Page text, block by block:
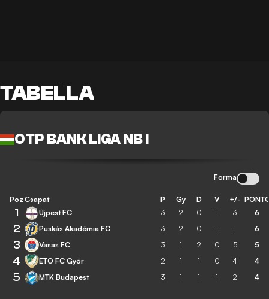
TABELLA
OTP BANK LIGA NB I
Forma
Poz Csapat P Gy D V +/-
1 Újpest FC 3 2 0 1 3 6
2 Puskás Akadémia FC 3 2 0 1 1 6
3 Vasas FC 3 1 2 0 5 5
4 ETO FC Győr 2 1 1 0 4 4
5 MTK Budapest 3 1 1 1 2 4